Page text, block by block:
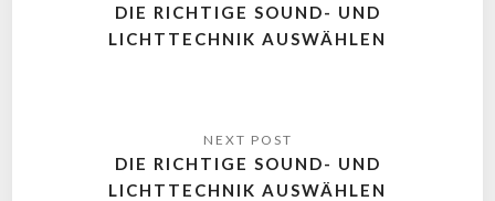
DIE RICHTIGE SOUND- UND
LICHTTECHNIK AUSWÄHLEN
DIE RICHTIGE SOUND- UND
LICHTTECHNIK AUSWÄHLEN